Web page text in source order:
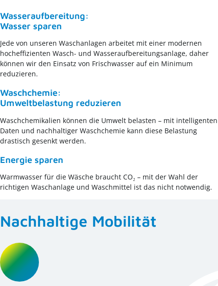
Wasseraufbereitung:
Wasser sparen
Jede von unseren Waschanlagen arbeitet mit einer modernen
hocheffizienten Wasch- und Wasseraufbereitungsanlage, daher
können wir den Einsatz von Frischwasser auf ein Minimum
reduzieren.
Waschchemie:
Umweltbelastung reduzieren
Waschchemikalien können die Umwelt belasten – mit intelligenten
Daten und nachhaltiger Waschchemie kann diese Belastung
drastisch gesenkt werden.
Energie sparen
Warmwasser für die Wäsche braucht CO₂ – mit der Wahl der
richtigen Waschanlage und Waschmittel ist das nicht notwendig.
Nachhaltige Mobilität